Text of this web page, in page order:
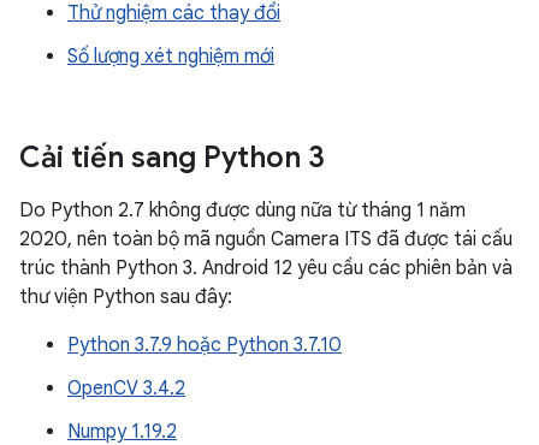
Thử nghiệm các thay đổi
Số lượng xét nghiệm mới
Cải tiến sang Python 3
Do Python 2.7 không được dùng nữa từ tháng 1 năm
2020, nên toàn bộ mã nguồn Camera ITS đã được tái cấu
trúc thành Python 3. Android 12 yêu cầu các phiên bản và
thư viện Python sau đây:
Python 3.7.9 hoặc Python 3.7.10
OpenCV 3.4.2
Numpy 1.19.2